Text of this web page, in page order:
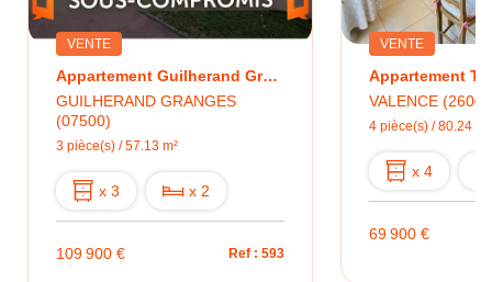
VENTE
Appartement Guilherand Granges 3 Pièce(s) 58 M2
GUILHERAND GRANGES
(07500)
3 pièce(s) / 57.13 m²
x 3 x 2
109 900 € Ref : 593
VENTE
VALENCE
4 pièce(s) / 80.24 m²
x 4
69 900 €